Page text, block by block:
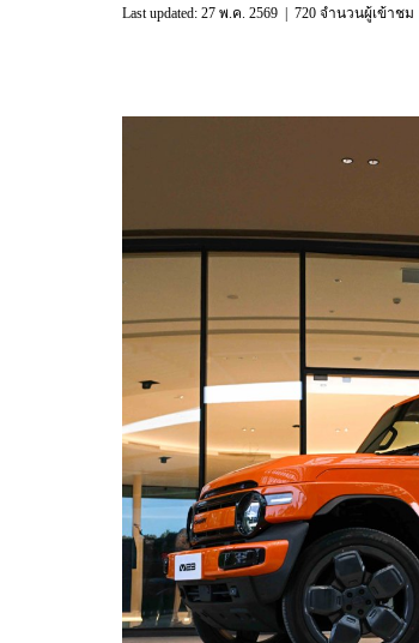
Last updated: 27 พ.ค. 2569 720 จำนวนผู้เข้าชม